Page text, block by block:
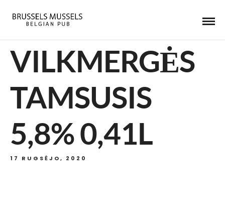
VILKMERGĖS
TAMSUSIS
5,8% 0,41L
17 RUGSĖJO, 2020